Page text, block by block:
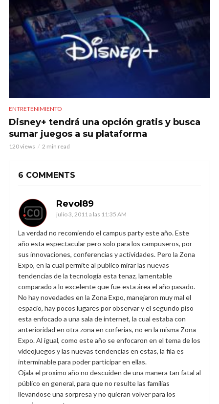
ENTRETENIMIENTO
Disney+ tendrá una opción gratis y busca
sumar juegos a su plataforma
120 views 2 min read
6 COMMENTS
Revol89
julio 3, 2011 a las 11:35 AM
La verdad no recomiendo el campus party este año. Este
año esta espectacular pero solo para los campuseros, por
sus innovaciones, conferencias y actividades. Pero la Zona
Expo, en la cual permite al publico mirar las nuevas
tendencias de la tecnología esta tenaz, lamentable
comparado a lo excelente que fue esta área el año pasado.
No hay novedades en la Zona Expo, manejaron muy mal el
espacio, hay pocos lugares por observar y el segundo piso
esta enfocado a una sala de internet, la cual estaba con
anterioridad en otra zona en corferias, no en la misma Zona
Expo. Al igual, como este año se enfocaron en el tema de los
videojuegos y las nuevas tendencias en estas, la fila es
interminable para poder participar en ellas.
Ojala el proximo año no descuiden de una manera tan fatal al
público en general, para que no resulte las familias
llevandose una sorpresa y no quieran volver para los